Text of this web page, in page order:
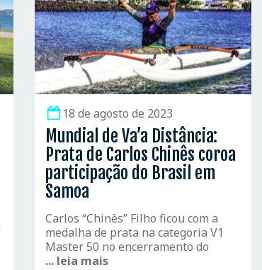
18 de agosto de 2023
Mundial de Va’a Distância:
Prata de Carlos Chinês coroa
participação do Brasil em
Samoa
Carlos “Chinês” Filho ficou com a
medalha de prata na categoria V1
Master 50 no encerramento do
... leia mais